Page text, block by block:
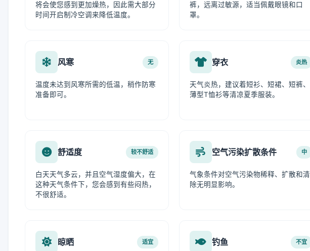
将会使您感到更加燥热，因此需大部分
时间开启制冷空调来降低温度。
裤，远离过敏源，适当佩戴眼镜和口
罩。
风寒 无
温度未达到风寒所需的低温，稍作防寒
准备即可。
穿衣 炎热
天气炎热，建议着短衫、短裙、短裤、
薄型T恤衫等清凉夏季服装。
舒适度 较不舒适
白天天气多云，并且空气湿度偏大，在
这种天气条件下，您会感到有些闷热，
不很舒适。
空气污染扩散条件 中
气象条件对空气污染物稀释、扩散和清
除无明显影响。
晾晒 适宜 钓鱼 不宜